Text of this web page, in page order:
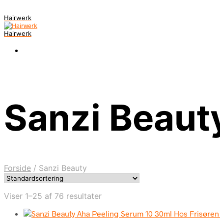
Hairwerk
Hairwerk
Sanzi
Forside / Sanzi Beauty
Viser 1–25 af 76 resultater